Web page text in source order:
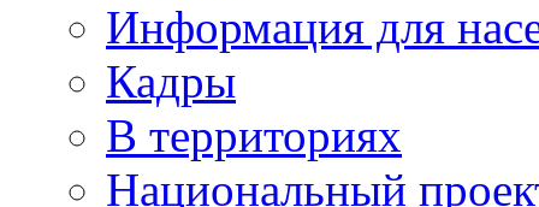
Информация для
Кадры
В территориях
Национальный